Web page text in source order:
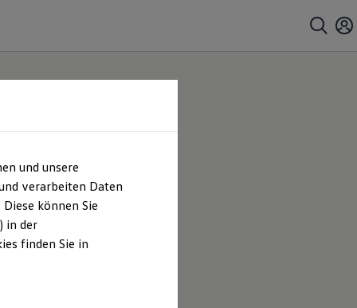
und unsere
verarbeiten Daten
können Sie
in der
finden Sie in